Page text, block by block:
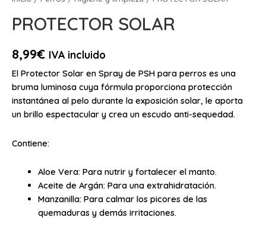
PROTECTOR SOLAR
8,99€ IVA incluido
El Protector Solar en Spray de PSH para perros es una
bruma luminosa cuya fórmula proporciona protección
instantánea al pelo durante la exposición solar, le aporta
un brillo espectacular y crea un escudo anti-sequedad.
Contiene:
Aloe Vera: Para nutrir y fortalecer el manto.
Aceite de Argán: Para una extrahidratación.
Manzanilla: Para calmar los picores de las
quemaduras y demás irritaciones.